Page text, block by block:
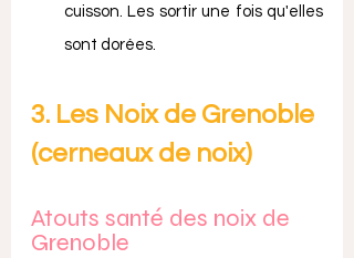
cuisson. Les sortir une fois qu'elles
sont dorées.
3. Les Noix de Grenoble
(cerneaux de noix)
Atouts santé des noix de
Grenoble